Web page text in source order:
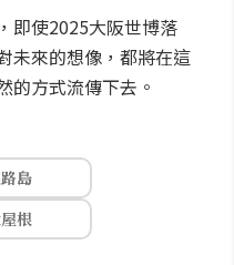
即使2025大阪世博落
未來的想像，都將在這
的方式流傳下去。
島
根